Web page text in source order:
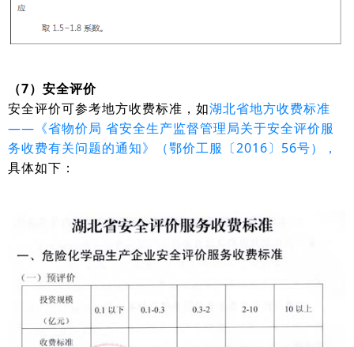
（7）安全评价
安全评价可参考地方收费标准，如湖北省地方收费标准
——《省物价局 省安全生产监督管理局关于安全评价服
务收费有关问题的通知》（鄂价工服〔2016〕56号），
具体如下：